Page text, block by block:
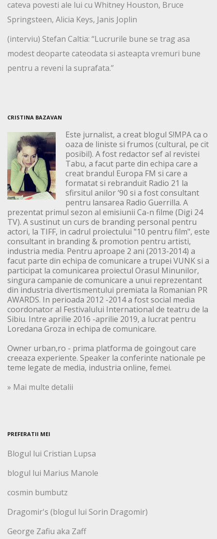
cateva povesti ale lui cu Whitney Houston, Bruce
Springsteen, Alicia Keys, Janis Joplin
(interviu) Stefan Caltia: “Lucrurile bune se trag asa
modest deoparte cateodata si asteapta vremuri bune
pentru a reveni la suprafata.”
CRISTINA BAZAVAN
Este jurnalist, a creat blogul S!MPA ca o
oaza de liniste si frumos (cultural, pe cit
posibil). A fost redactor sef al revistei
Tabu, a facut parte din echipa care a
creat brandul Europa FM si care a
formatat si rebranduit Radio 21 la
sfirsitul anilor ‘90 si a fost consultant
pentru lansarea Radio Guerrilla. A
prezentat primul sezon al emisiunii Ca-n filme (Digi 24
TV). A sustinut un curs de branding personal pentru
actori, la TIFF, in cadrul proiectului "10 pentru film", este
consultant in branding & promotion pentru artisti,
industria media. Pentru aproape 2 ani (2013-2014) a
facut parte din echipa de comunicare a trupei VUNK si a
participat la comunicarea proiectul Orasul Minunilor,
singura campanie de comunicare a unui reprezentant
din industria divertismentului premiata la Romanian PR
AWARDS. In perioada 2012 -2014 a fost social media
coordonator al Festivalului International de teatru de la
Sibiu. Intre aprilie 2016 -aprilie 2019, a lucrat pentru
Loredana Groza in echipa de comunicare.
Owner urban,ro - prima platforma de goingout care
creeaza experiente. Speaker la conferinte nationale pe
teme legate de media, industria online, femei.
» Mai multe detalii
PREFERATII MEI
Blogul lui Cristian Lupsa
blogul lui Marius Manole
cosmin bumbutz
Dragomir's (blogul lui Sorin Dragomir)
George Zafiu aka Zaff